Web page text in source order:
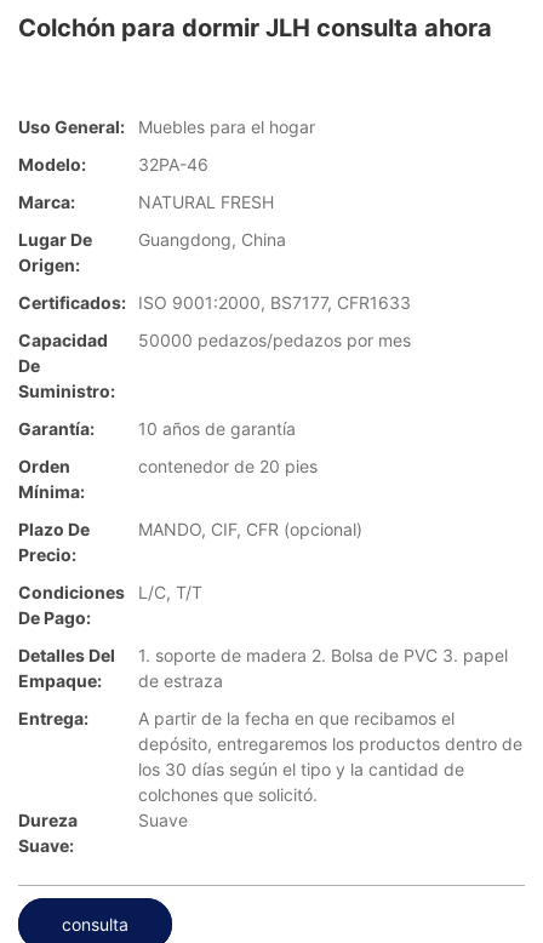
Colchón para dormir JLH consulta ahora
Uso General:
Muebles para el hogar
Modelo:
32PA-46
Marca:
NATURAL FRESH
Lugar De
Origen:
Guangdong, China
Certificados:
ISO 9001:2000, BS7177, CFR1633
Capacidad
De
Suministro:
50000 pedazos/pedazos por mes
Garantía:
10 años de garantía
Orden
Mínima:
contenedor de 20 pies
Plazo De
Precio:
MANDO, CIF, CFR (opcional)
Condiciones
De Pago:
L/C, T/T
Detalles Del
Empaque:
1. soporte de madera 2. Bolsa de PVC 3. papel
de estraza
Entrega:
A partir de la fecha en que recibamos el
depósito, entregaremos los productos dentro de
los 30 días según el tipo y la cantidad de
colchones que solicitó.
Dureza
Suave:
Suave
consulta